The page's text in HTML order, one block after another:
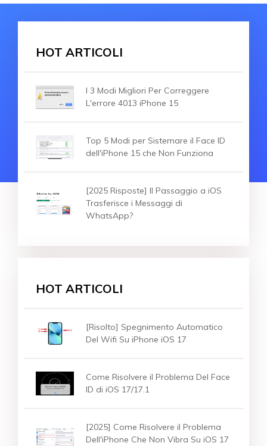
HOT ARTICOLI
I 3 Modi Migliori Per Correggere
L'errore 4013 iPhone 15
Top 5 Modi per Sistemare il Face ID
dell'iPhone 15 che Non Funziona
[2025 Risposte] Il Passaggio a iOS
Trasferisce i Messaggi di
WhatsApp?
HOT ARTICOLI
[Risolto] Spegnimento Automatico
Del Wifi Su iPhone iOS 17
Come Risolvere il Problema Del Face
ID di iOS 17/17.1
[2025] Come Risolvere il Problema
Dell'iPhone Che Non Vibra Su iOS 17